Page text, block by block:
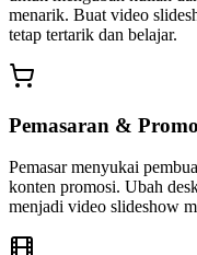
menarik. Buat video
tetap tertarik dan belajar.
Pemasaran &
Pemasar menyukai
konten promosi. Ubah
menjadi video slideshow